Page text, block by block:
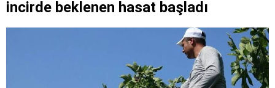
incirde beklenen hasat başladı